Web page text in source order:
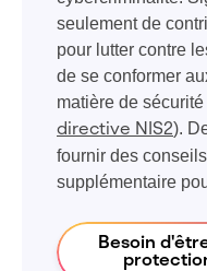
seulement de
pour lutter contre
de se conformer
matière de
directive NIS2).
fournir des
supplémentaire
Besoin